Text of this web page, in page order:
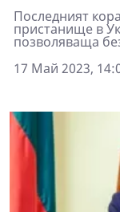
Последният
пристанище в
позволяваща
17 Май 2023,